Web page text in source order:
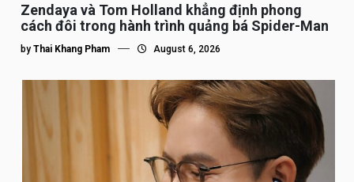
Zendaya và Tom Holland khẳng định phong
cách đôi trong hành trình quảng bá Spider-Man
by Thai Khang Pham August 6, 2026